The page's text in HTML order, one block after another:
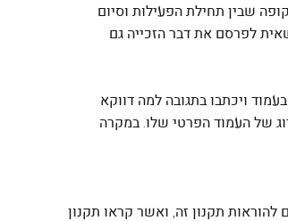
ביום 14.02.2025 בשעה 16.00 ("סיום הפעילות"). התקופה שבין תחילת הפעילות וסיום
באינסטגרם. כמו כן, תהיה קיקו רשאית לפרסם את דבר הזכייה גם
ויכתבו בתגובה למה דווקא
של העמוד הפרטי שלו. במקרה
תקנון זה, ואשר קראו תקנון